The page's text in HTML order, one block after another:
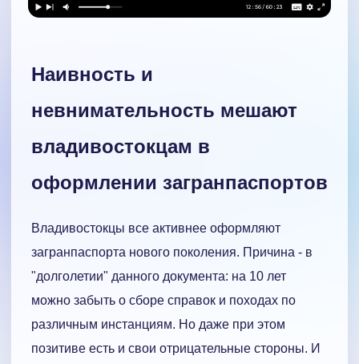
Наивность и
невнимательность мешают
владивостокцам в
оформлении загранпаспортов
Владивостокцы все активнее оформляют
загранпаспорта нового поколения. Причина - в
"долголетии" данного документа: на 10 лет
можно забыть о сборе справок и походах по
различным инстанциям. Но даже при этом
позитиве есть и свои отрицательные стороны. И